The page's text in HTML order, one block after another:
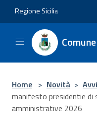
Regione Sicilia
Home > Novità >
manifesto presidentie
amministrative 2026